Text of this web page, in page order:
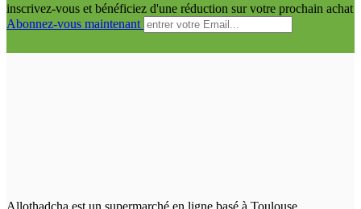
inscrivez-vous et bénéficiez d'une réduction sur votre prochain achat
Abonnez-vous maintenant
Allothadcha est un supermarché en ligne basé à Toulouse.